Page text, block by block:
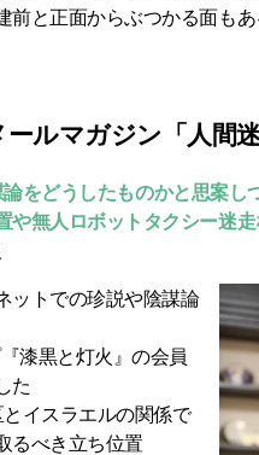
前と正面からぶつかる面も
ルマガジン「人間
をどうしたものかと思案し
や無人ロボットタクシー迷
ットでの珍説や陰謀論
漆黒と灯火』の会員
た
とイスラエルの関係で
るべき立ち位置